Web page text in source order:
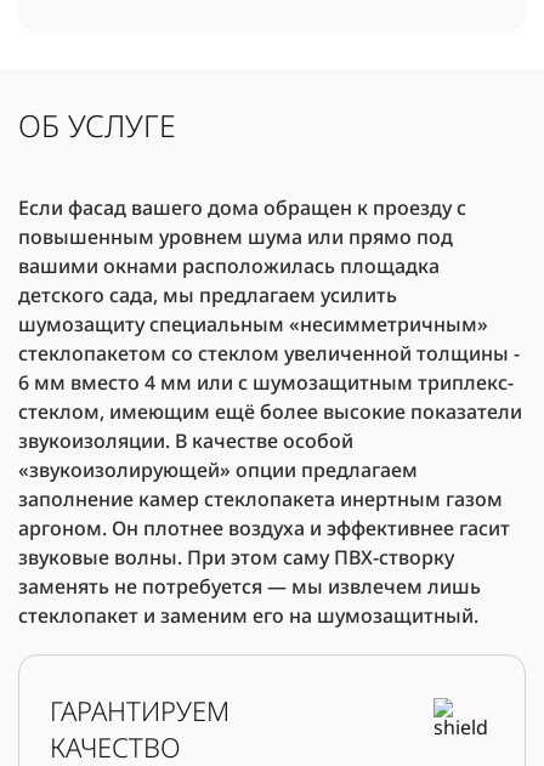
ОБ УСЛУГЕ
Если фасад вашего дома обращен к проезду с
повышенным уровнем шума или прямо под
вашими окнами расположилась площадка
детского сада, мы предлагаем усилить
шумозащиту специальным «несимметричным»
стеклопакетом со стеклом увеличенной толщины -
6 мм вместо 4 мм или с шумозащитным триплекс-
стеклом, имеющим ещё более высокие показатели
звукоизоляции. В качестве особой
«звукоизолирующей» опции предлагаем
заполнение камер стеклопакета инертным газом
аргоном. Он плотнее воздуха и эффективнее гасит
звуковые волны. При этом саму ПВХ-створку
заменять не потребуется — мы извлечем лишь
стеклопакет и заменим его на шумозащитный.
ГАРАНТИРУЕМ
КАЧЕСТВО